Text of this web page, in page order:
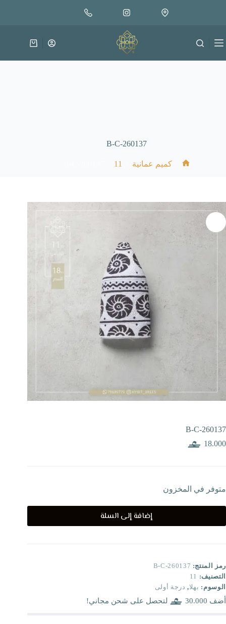
متوفر في المخزون
إضافة إلى السلة
عربة
B-C-260137
كميم عمانية 11
B-C-260137
18.000
متوفر في المخزون
إضافة إلى السلة
رمز المنتج: B-C-260137
التصنيف: 11
الوسوم: بهلا, درجة أولى
أضف 30.000 لتحصل على شحن مجاني!